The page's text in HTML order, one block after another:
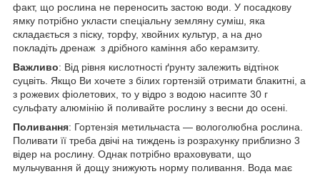
факт, що рослина не переносить застою води. У посадкову
ямку потрібно укласти спеціальну земляну суміш, яка
складається з піску, торфу, хвойних культур, а на дно
покладіть дренаж з дрібного каміння або керамзиту.
Важливо: Від рівня кислотності ґрунту залежить відтінок
суцвіть. Якщо Ви хочете з білих гортензій отримати блакитні, а
з рожевих фіолетових, то у відро з водою насипте 30 г
сульфату алюмінію й поливайте рослину з весни до осені.
Поливання: Гортензія метильчаста — вологолюбна рослина.
Поливати її треба двічі на тиждень із розрахунку приблизно 3
відер на рослину. Однак потрібно враховувати, що
мульчування й дощу знижують норму поливання. Вода має